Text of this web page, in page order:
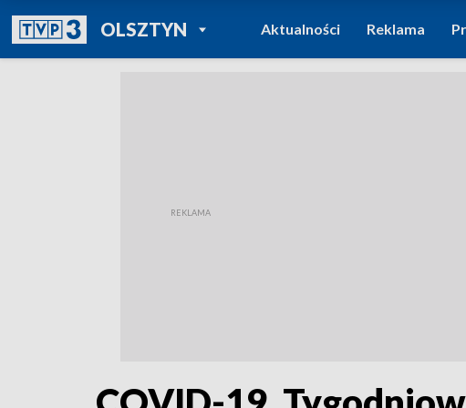
OLSZTYNPOWRÓT DO
TVP REGIONY
Aktualności Reklama